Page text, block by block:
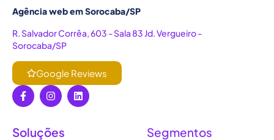
Agência web em Sorocaba/SP
R. Salvador Corrêa, 603 - Sala 83 Jd. Vergueiro -
Sorocaba/SP
Google Reviews
Soluções Segmentos